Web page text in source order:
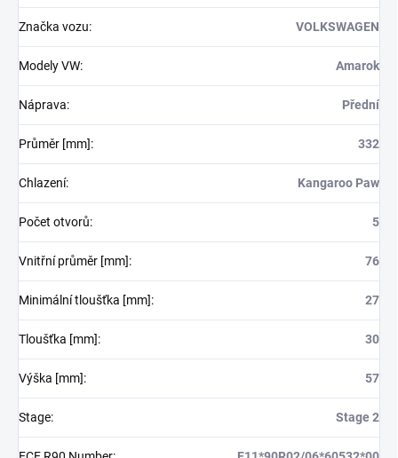
Značka vozu: VOLKSWAGEN
Modely VW: Amarok
Náprava: Přední
Průměr [mm]: 332
Chlazení: Kangaroo Paw
Počet otvorů: 5
Vnitřní průměr [mm]: 76
Minimální tloušťka [mm]: 27
Tloušťka [mm]: 30
Výška [mm]: 57
Stage: Stage 2